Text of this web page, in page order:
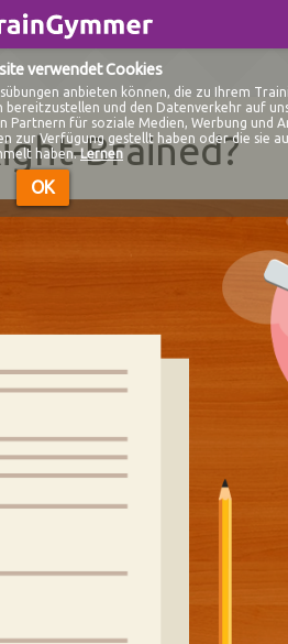
Brained?
verwendet Cookies
anbieten können, die zu Ihrem
und den Datenverkehr auf
für soziale Medien, Werbung und
zur Verfügung gestellt haben oder die sie
haben.Lernen
OK